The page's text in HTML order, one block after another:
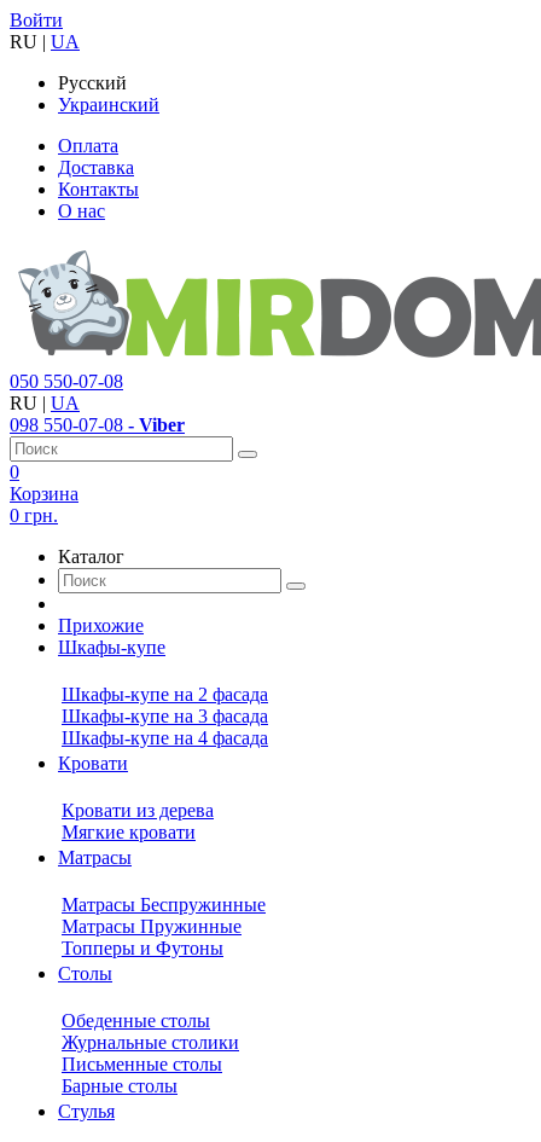
Войти
RU | UA
Русский
Украинский
Оплата
Доставка
Контакты
О нас
050 550-07-08
RU | UA
098 550-07-08 - Viber
0
Корзина
0 грн.
Каталог
Прихожие
Шкафы-купе
Шкафы-купе на 2 фасада
Шкафы-купе на 3 фасада
Шкафы-купе на 4 фасада
Кровати
Кровати из дерева
Мягкие кровати
Матрасы
Матрасы Беспружинные
Матрасы Пружинные
Топперы и Футоны
Столы
Обеденные столы
Журнальные столики
Письменные столы
Барные столы
Стулья